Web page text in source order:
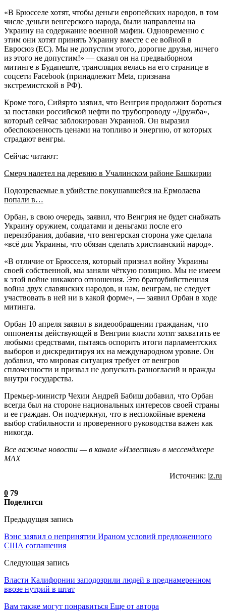
«В Брюсселе хотят, чтобы деньги европейских народов, в том
числе деньги венгерского народа, были направлены на
Украину на содержание военной мафии. Одновременно с
этим они хотят принять Украину вместе с ее войной в
Евросюз (ЕС). Мы не допустим этого, дорогие друзья, ничего
из этого не допустим!» — сказал он на предвыборном
митинге в Будапеште, трансляция велась на его странице в
соцсети Facebook (принадлежит Meta, признана
экстремистской в РФ).
Кроме того, Cийярто заявил, что Венгрия продолжит бороться
за поставки российской нефти по трубопроводу «Дружба»,
который сейчас заблокирован Украиной. Он выразил
обеспокоенность ценами на топливо и энергию, от которых
страдают венгры.
Сейчас читают:
Смерч налетел на деревню в Учалинском районе Башкирии
Подозреваемые в убийстве покушавшейся на Ермолаева
попали в…
Орбан, в свою очередь, заявил, что Венгрия не будет снабжать
Украину оружием, солдатами и деньгами после его
переизбрания, добавив, что венгерская сторона уже сделала
«всё для Украины, что обязан сделать христианский народ».
«В отличие от Брюсселя, который признал войну Украины
своей собственной, мы заняли чёткую позицию. Мы не имеем
к этой войне никакого отношения. Это братоубийственная
война двух славянских народов, и нам, венграм, не следует
участвовать в ней ни в какой форме», — заявил Орбан в ходе
митинга.
Орбан 10 апреля заявил в видеообращении гражданам, что
оппоненты действующей в Венгрии власти хотят захватить ее
любыми средствами, пытаясь оспорить итоги парламентских
выборов и дискредитируя их на международном уровне. Он
добавил, что мировая ситуация требует от венгров
сплоченности и призвал не допускать разногласий и вражды
внутри государства.
Премьер-министр Чехии Андрей Бабиш добавил, что Орбан
всегда был на стороне национальных интересов своей страны
и ее граждан. Он подчеркнул, что в неспокойные времена
выбор стабильности и проверенного руководства важен как
никогда.
Все важные новости — в канале «Известия» в мессенджере
МАХ
Источник: iz.ru
0 79
Поделится
Предыдущая запись
Вэнс заявил о непринятии Ираном условий предложенного
США соглашения
Следующая запись
Власти Калифорнии заподозрили людей в преднамеренном
ввозе нутрий в штат
Вам также могут понравиться Еще от автора